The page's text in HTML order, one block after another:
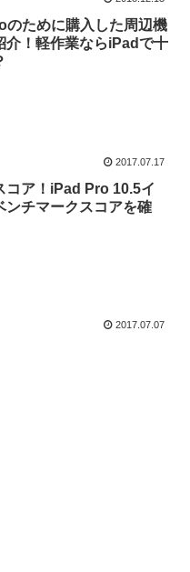
のために購入した周辺機
介！軽作業ならiPadで十
2017.07.17
コア！iPad Pro 10.5イ
ンチマークスコアを確
2017.07.07